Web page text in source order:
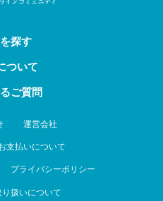
探す
ついて
ご質問
運営会社
支払いについて
プライバシーポリシー
扱いについて